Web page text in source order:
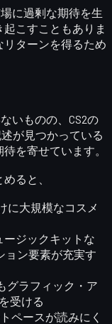
に過剰な期待を生
こすこともありま
ターンを得るため
いものの、CS2の
が見つかっている
を寄せています。
ると、
に大規模なコスメ
ージックキットな
ョン要素が充実す
グラフィック・ア
受ける
ペースが読みにく